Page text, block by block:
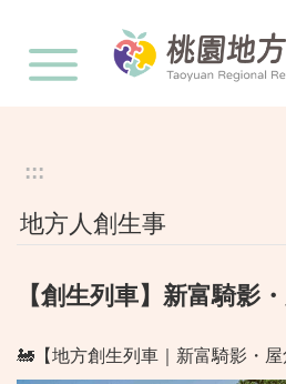
:::
地方人創生事
【創生列車】新富騎影
🚂【地方創生列車｜新富騎影・屋